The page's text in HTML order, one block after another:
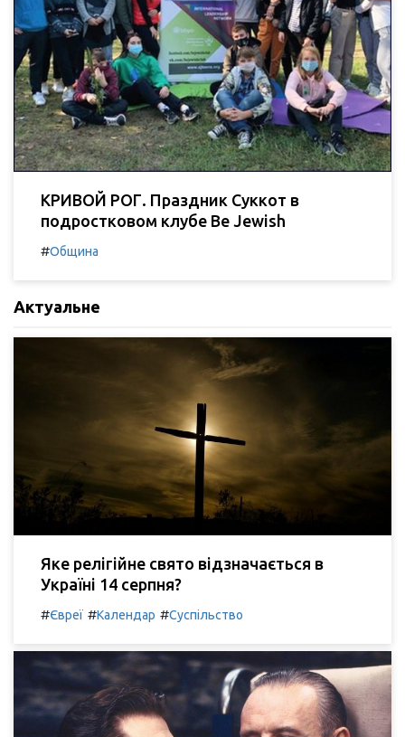
КРИВОЙ РОГ. Праздник Суккот в
подростковом клубе Be Jewish
#Община
Актуальне
Яке релігійне свято відзначається в
Україні 14 серпня?
#Євреї #Календар #Суспільство